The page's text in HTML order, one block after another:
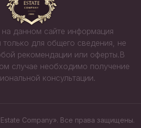
данном сайте информация
только для общего сведения, не
рекомендации или оферты.В
случае необходимо получение
консультации.
Company». Все права защищены.